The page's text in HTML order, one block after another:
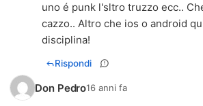
uno é punk l'sltro truzzo ecc..
cazzo.. Altro che ios o android
disciplina!
Rispondi
Don Pedro16 anni fa